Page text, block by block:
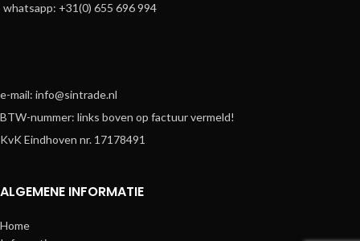
whatsapp: +31(0) 655 696 994
e-mail: info@sintrade.nl
BTW-nummer: links boven op factuur vermeld!
KvK Eindhoven nr. 17178491
ALGEMENE INFORMATIE
Home